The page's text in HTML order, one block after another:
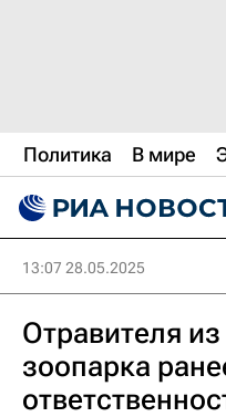
Политика В мире
13:07 28.05.2025
Отравителя
зоопарка